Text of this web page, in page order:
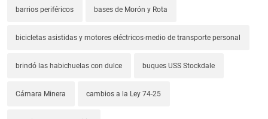
barrios periféricos bases de Morón y Rota
bicicletas asistidas y motores eléctricos-medio de transporte personal
brindó las habichuelas con dulce buques USS Stockdale
Cámara Minera cambios a la Ley 74-25